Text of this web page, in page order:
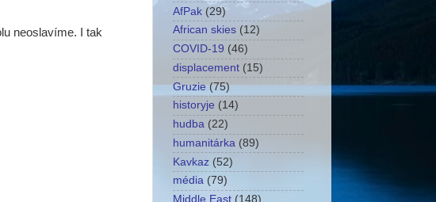
neoslavíme. I tak
AfPak (29)
African skies (12)
COVID-19 (46)
displacement (15)
Gruzie (75)
historyje (14)
hudba (22)
humanitárka (89)
Kavkaz (52)
média (79)
Middle East (148)